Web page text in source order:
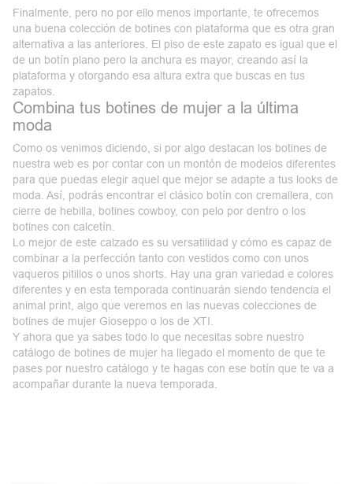
Finalmente, pero no por ello menos importante, te ofrecemos
una buena colección de botines con plataforma que es otra gran
alternativa a las anteriores. El piso de este zapato es igual que el
de un botín plano pero la anchura es mayor, creando así la
plataforma y otorgando esa altura extra que buscas en tus
zapatos.
Combina tus botines de mujer a la última
moda
Como os venimos diciendo, si por algo destacan los botines de
nuestra web es por contar con un montón de modelos diferentes
para que puedas elegir aquel que mejor se adapte a tus looks de
moda. Así, podrás encontrar el clásico botín con cremallera, con
cierre de hebilla, botines cowboy, con pelo por dentro o los
botines con calcetín.
Lo mejor de este calzado es su versatilidad y cómo es capaz de
combinar a la perfección tanto con vestidos como con unos
vaqueros pitillos o unos shorts. Hay una gran variedad e colores
diferentes y en esta temporada continuarán siendo tendencia el
animal print, algo que veremos en las nuevas colecciones de
botines de mujer Gioseppo o los de XTI.
Y ahora que ya sabes todo lo que necesitas sobre nuestro
catálogo de botines de mujer ha llegado el momento de que te
pases por nuestro catálogo y te hagas con ese botín que te va a
acompañar durante la nueva temporada.